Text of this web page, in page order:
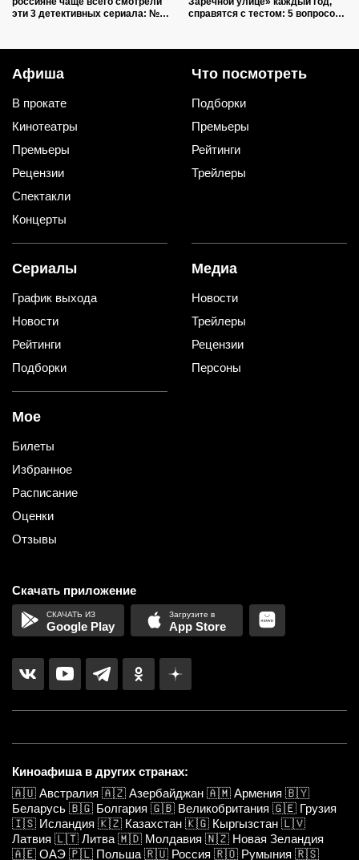
эти 3 детективных сериала: №2
справятся с тестом: 5 вопросов
Афиша
В прокате
Кинотеатры
Премьеры
Рецензии
Спектакли
Концерты
Что посмотреть
Подборки
Премьеры
Рейтинги
Трейлеры
Сериалы
График выхода
Новости
Рейтинги
Подборки
Медиа
Новости
Трейлеры
Рецензии
Персоны
Мое
Билеты
Избранное
Расписание
Оценки
Отзывы
Скачать приложение
Google Play App Store
Киноафиша в других странах:
🇦🇺 Австралия 🇦🇿 Азербайджан 🇦🇲 Армения 🇧🇾
Беларусь 🇧🇬 Болгария 🇬🇧 Великобритания 🇬🇪 Грузия
🇮🇸 Исландия 🇰🇿 Казахстан 🇰🇬 Кыргызстан 🇱🇻
Латвия 🇱🇹 Литва 🇲🇩 Молдавия 🇳🇿 Новая Зеландия
🇦🇪 ОАЭ 🇵🇱 Польша 🇷🇺 Россия 🇷🇴 Румыния 🇷🇸